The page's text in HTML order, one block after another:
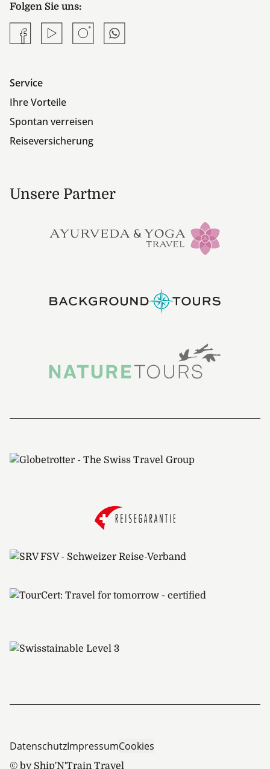
Folgen Sie uns:
FacebookYouTubeInstagramWhatsapp
Service
Ihre Vorteile
Spontan verreisen
Reiseversicherung
Unsere Partner
© by Ship'N'Train Travel
DatenschutzImpressumCookies